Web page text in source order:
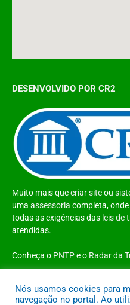
DESENVOLVIDO POR CR2
Muito mais quecriar siteou
uma assessoria completa,
todas as exigências das leis de
atendidas.
Conheça o PNTPe o Radar da
Nós usamos cookies para
navegação no portal. Ao